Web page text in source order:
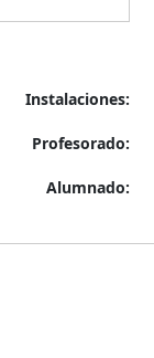
Instalaciones:
Profesorado:
Alumnado: